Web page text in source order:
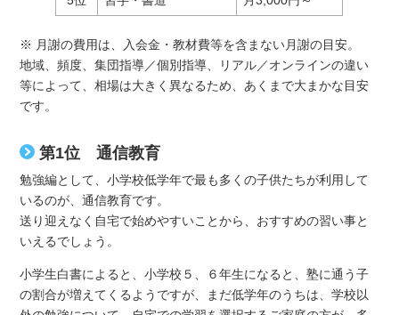
※ 月謝の費用は、入会金・教材費等を含まない月謝の目安。
地域、頻度、集団指導／個別指導、リアル／オンラインの違い
等によって、相場は大きく異なるため、あくまで大まかな目安
です。
第1位 通信教育
勉強編として、小学校低学年で最も多くの子供たちが利用して
いるのが、通信教育です。
送り迎えなく自宅で始めやすいことから、おすすめの習い事と
いえるでしょう。
小学生白書によると、小学校５、６年生になると、塾に通う子
の割合が増えてくるようですが、まだ低学年のうちは、学校以